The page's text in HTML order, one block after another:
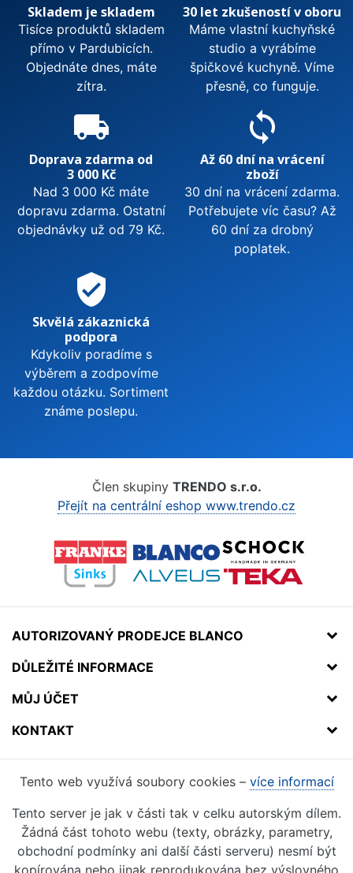
Skladem je skladem
Tisíce produktů skladem
přímo v Pardubicích.
Objednáte dnes, máte
zítra.
30 let zkušeností v oboru
Máme vlastní kuchyňské
studio a vyrábíme
špičkové kuchyně. Víme
přesně, co funguje.
local_shipping
Doprava zdarma od
3 000 Kč
Nad 3 000 Kč máte
dopravu zdarma. Ostatní
objednávky už od 79 Kč.
sync
Až 60 dní na vrácení
zboží
30 dní na vrácení zdarma.
Potřebujete víc času? Až
60 dní za drobný
poplatek.
verified_user
Skvělá zákaznická
podpora
Kdykoliv poradíme s
výběrem a zodpovíme
každou otázku. Sortiment
známe poslepu.
Člen skupiny TRENDO s.r.o.
Přejít na centrální eshop www.trendo.cz
AUTORIZOVANÝ PRODEJCE BLANCO
DŮLEŽITÉ INFORMACE
MŮJ ÚČET
KONTAKT
Tento web využívá soubory cookies – více informací
Tento server je jak v části tak v celku autorským dílem.
Žádná část tohoto webu (texty, obrázky, parametry,
obchodní podmínky ani další části serveru) nesmí být